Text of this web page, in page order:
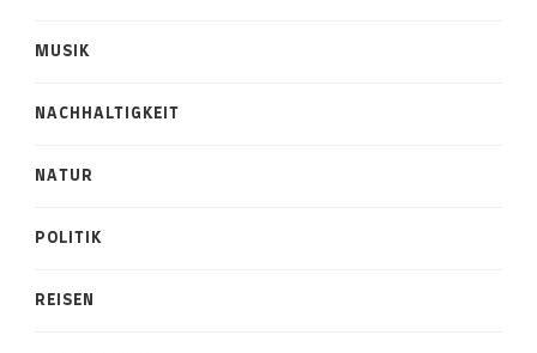
MUSIK
NACHHALTIGKEIT
NATUR
POLITIK
REISEN